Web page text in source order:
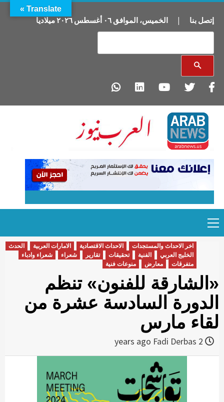
إتصل بنا | الخميس، الموافق٠٦ أغسطس ٢٠٢٦ميلاديا
to
content
Menu
اخر الاحداث والمستجدات الاحداث الاقتصادية الامارات العربية
الحدث
الخليج العربي
الفنية تحقيقات تقارير شعراء
شعراء وادباء
متفرقات
معارض منوعات فنية
«الشارقة للفنون» تنظم
الدورة السادسة عشرة من
لقاء مارس
Fadi Derbas
Translate »